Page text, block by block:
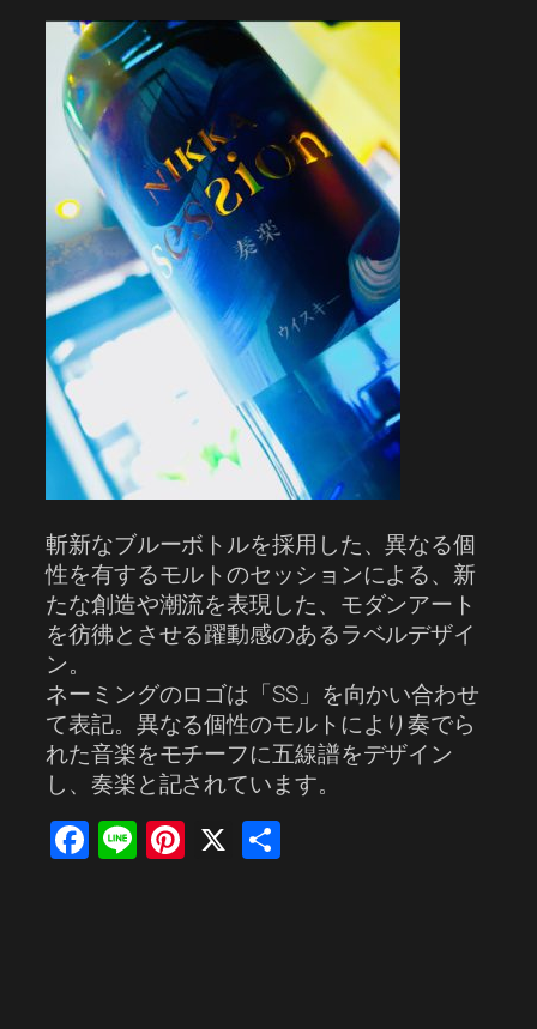
斬新なブルーボトルを採用した、異なる個
性を有するモルトのセッションによる、新
たな創造や潮流を表現した、モダンアート
を彷彿とさせる躍動感のあるラベルデザイ
ン。
ネーミングのロゴは「SS」を向かい合わせ
て表記。異なる個性のモルトにより奏でら
れた音楽をモチーフに五線譜をデザイン
し、奏楽と記されています。
Facebook
LinePinterest
X